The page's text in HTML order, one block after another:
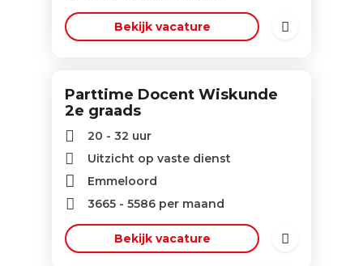
Bekijk vacature
Parttime Docent Wiskunde
2e graads
20 - 32 uur
Uitzicht op vaste dienst
Emmeloord
3665 - 5586 per maand
Bekijk vacature